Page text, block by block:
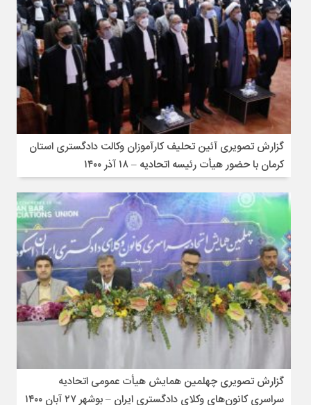
گزارش تصویری آئین تحلیف کارآموزان وکالت دادگستری استان
کرمان با حضور هیأت رئیسه اتحادیه – ۱۸ آذر ۱۴۰۰
گزارش تصویری چهلمین همایش هیأت عمومی اتحادیه
سراسری کانون‌های وکلای دادگستری ایران – بوشهر ۲۷ آبان ۱۴۰۰